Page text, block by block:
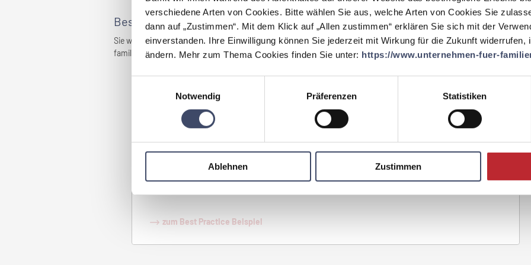
verschiedene Arten von Cookies. Bitte wählen Sie aus, welche Arten von Cookies Sie
dann auf „Zustimmen“. Mit dem Klick auf „Allen zustimmen“ erklären Sie sich mit der
einverstanden. Ihre Einwilligung können Sie jederzeit mit Wirkung für die Zukunft widerrufen,
ändern. Mehr zum Thema Cookies finden Sie unter: https://www.unternehmen-fuer-
Notwendig
Präferenzen Statistiken
Ablehnen Zustimmen
Best Practices
Sie wollen erfahren wie die Maßnahmen in der Praxis umgesetzt wurden? Klicken Sie sich durch unsere zahlreichen
familienfreundlicher Unternehmen und Gemeinden.
★
Premium Artikel
Individuelles Ausbildungsprogramm für Führungskräfte
alle firmenrelevanten Prozesse eingreift und sie verbessert.
zum Best Practice Beispiel